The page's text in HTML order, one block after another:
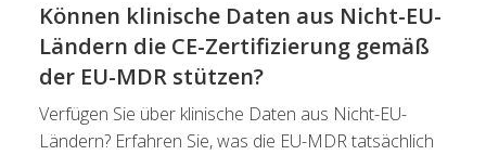
Können klinische Daten aus Nicht-EU-
Ländern die CE-Zertifizierung gemäß
der EU-MDR stützen?
Verfügen Sie über klinische Daten aus Nicht-EU-
Ländern? Erfahren Sie, was die EU-MDR tatsächlich